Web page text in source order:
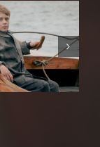
Rose